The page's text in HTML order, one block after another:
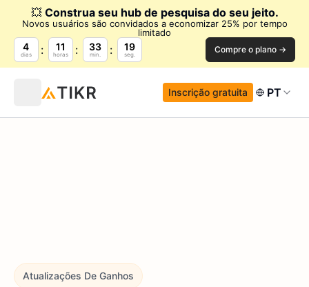
💥 Construa seu hub de pesquisa do seu jeito.
Novos usuários são convidados a economizar 25% por tempo
limitado
4
dias
11
horas
33
min.
18
seg. Compre o plano →
Inscrição gratuita PT
Atualizações De Ganhos